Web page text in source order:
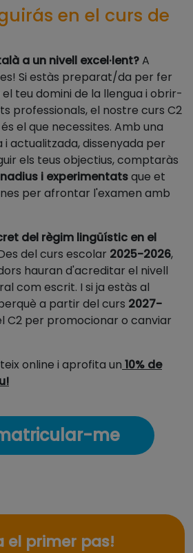
en el curs de
a un nivell excel·lent?A
Si estàs preparat/da per fer
teu domini de la llengua i obrir-
professionals, el nostre curs C2
el que necessites. Amb una
actualitzada, dissenyada per
els teus objectius, comptaràs
i experimentatsque et
per afrontar l'examen amb
del règim lingüístic en el
del curs escolar 2025-2026,
hauran d'acreditar el nivell
com escrit. I si ja estàs al
a partir del curs 2027-
C2 per promocionar o canviar
online i aprofita un 10% de
me
el primer pas!